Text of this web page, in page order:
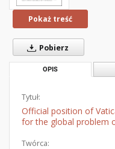
Pokaż treść
Pobierz
OPIS
Tytuł:
Official position of
for the global problem
Twórca: